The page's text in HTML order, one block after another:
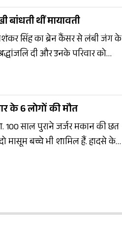
एयरपोर्ट से 300 वाहनों के
और फिर जनसभा को संबोधित
बांधती थीं मायावती
सिंह का ब्रेन कैंसर से लंबी जंग के
दी और उनके परिवार को
क्षति माना जा रहा है.
के 6 लोगों की मौत
100 साल पुराने जर्जर मकान की छत
मासूम बच्चे भी शामिल हैं. हादसे के